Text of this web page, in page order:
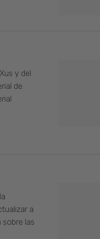
y del
de
a
las